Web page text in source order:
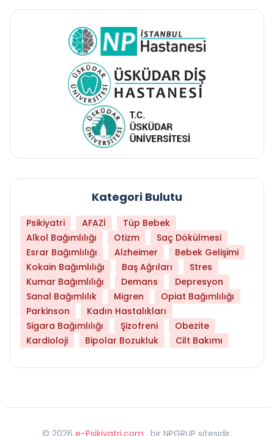
Kategori Bulutu
Psikiyatri AFAZİ
Tüp Bebek
Alkol Bağımlılığı
Otizm
Saç Dökülmesi
Esrar Bağımlılığı
Alzheimer
Bebek Gelişimi
Kokain Bağımlılığı
Baş Ağrıları
Stres
Kumar Bağımlılığı
Demans
Depresyon
Sanal Bağımlılık
Migren
Opiat Bağımlılığı
Parkinson
Kadın Hastalıkları
Sigara Bağımlılığı
Şizofreni
Obezite
Kardioloji
Bipolar Bozukluk Cilt Bakımı
© 2026 e-Psikiyatri.com , bir NPGRUP sitesidir,